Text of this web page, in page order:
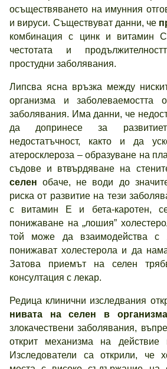
осъществяването на имунния
и вируси. Съществуват данни, че
комбинация с цинк и витамин
честотата и
простудни заболявания.
Липсва ясна връзка между
организма и заболеваемостта
заболявания. Има данни, че
да допринесе за
недостатъчност, както и да
атеросклероза – образуване на
съдове и втвърдяване на
селен обаче, не води до
риска от развитие на тези
с витамин Е и бета-каротен,
понижаване на „лошия”
той може да взаимодейства с
понижават холестерола и да
Затова приемът на селен
консултация с лекар.
Редица клинични изследвания
нивата на селен в организма
злокачествени заболявания,
открит механизма на действие
Изследователи са открили, че